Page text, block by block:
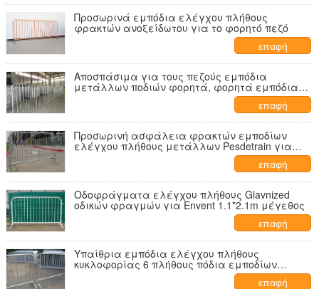
Προσωρινά εμπόδια ελέγχου πλήθους
φρακτών ανοξείδωτου για το φορητό πεζό
επαφή
Αποσπάσιμα για τους πεζούς εμπόδια
μετάλλων ποδιών φορητά, φορητά εμπόδια
επαφή
Προσωρινή ασφάλεια φρακτών εμποδίων
ελέγχου πλήθους μετάλλων Pesdetrain για
επαφή
Οδοφράγματα ελέγχου πλήθους Glavnized
οδικών φραγμών για Envent 1.1*2.1m μέγεθος
επαφή
Υπαίθρια εμπόδια ελέγχου πλήθους
κυκλοφορίας 6 πλήθους πόδια εμποδίων
επαφή